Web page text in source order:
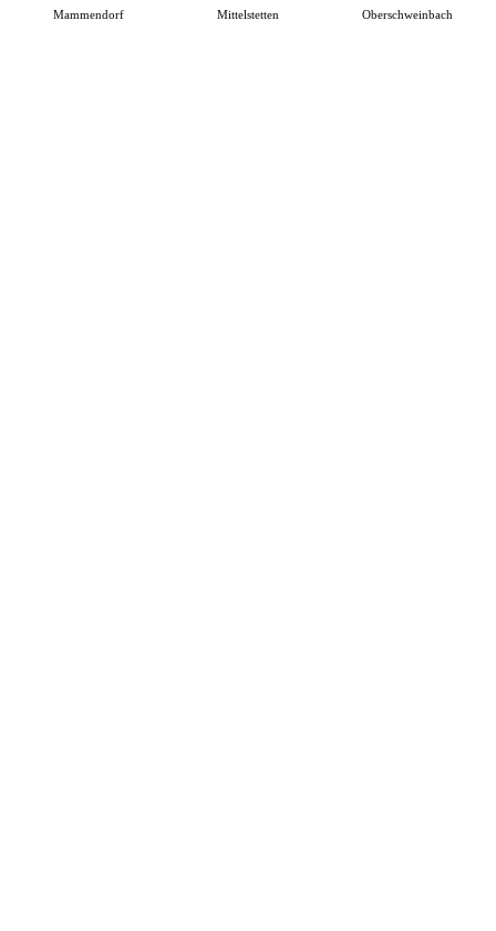
Mammendorf Mittelstetten Oberschweinbach